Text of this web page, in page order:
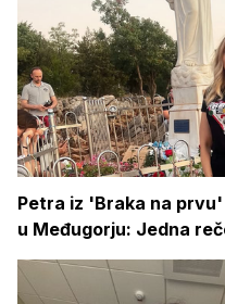
Petra iz 'Braka na
u Međugorju: Jedna